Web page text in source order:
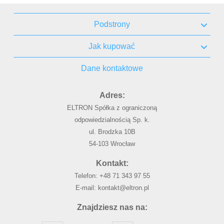
Podstrony
Jak kupować
Dane kontaktowe
Adres:
ELTRON Spółka z ograniczoną
odpowiedzialnością Sp. k.
ul. Brodzka 10B
54-103 Wrocław
Kontakt:
Telefon: +48 71 343 97 55
E-mail: kontakt@eltron.pl
Znajdziesz nas na: